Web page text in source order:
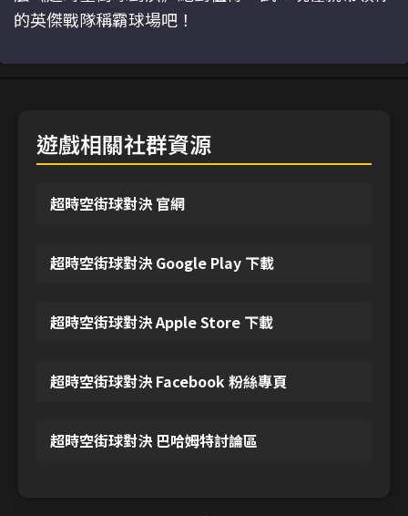
的英傑戰隊稱霸球場吧！
遊戲相關社群資源
超時空街球對決 官網
超時空街球對決 Google Play 下載
超時空街球對決 Apple Store 下載
超時空街球對決 Facebook 粉絲專頁
超時空街球對決 巴哈姆特討論區